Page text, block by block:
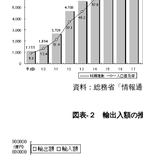
資料：総務省「情報
図表-２ 輸出入額の